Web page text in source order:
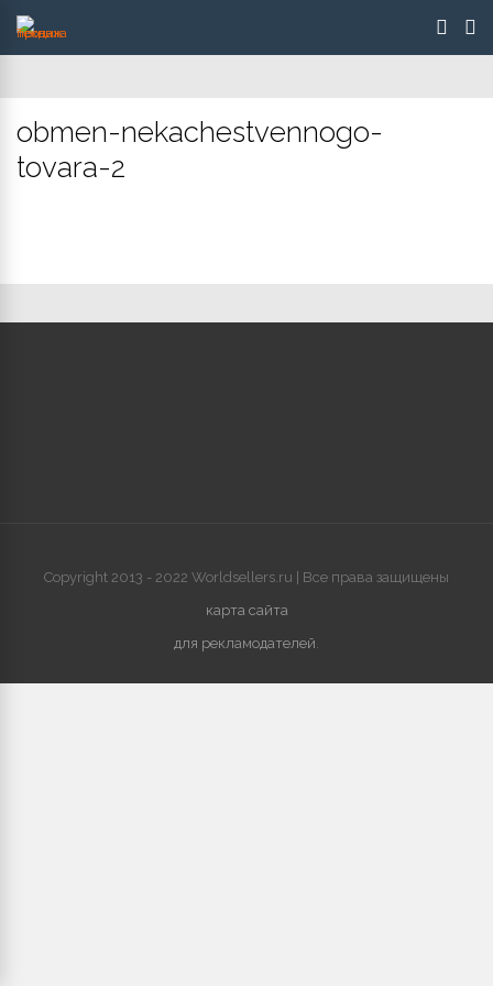
obmen-nekachestvennogo-
tovara-2
Copyright 2013 - 2022 Worldsellers.ru | Все права защищены
карта сайта
для рекламодателей